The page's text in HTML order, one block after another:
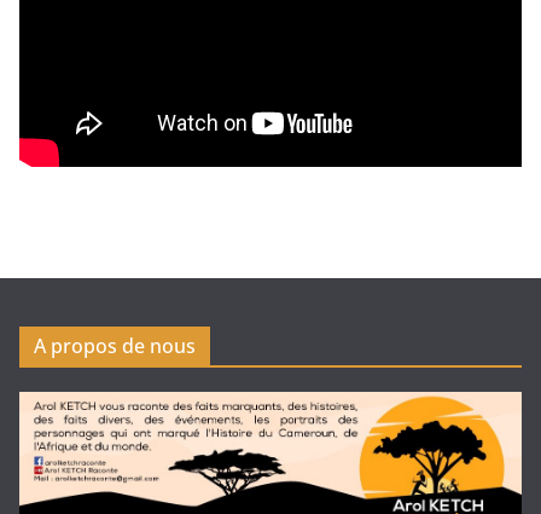
A propos de nous